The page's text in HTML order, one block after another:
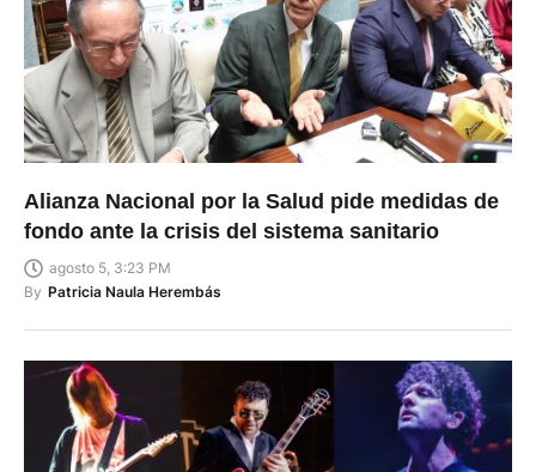
Alianza Nacional por la Salud pide medidas de
fondo ante la crisis del sistema sanitario
agosto 5, 3:23 PM
By Patricia Naula Herembás